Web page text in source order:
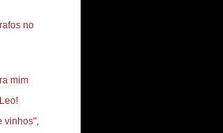
no
mim
vinhos",